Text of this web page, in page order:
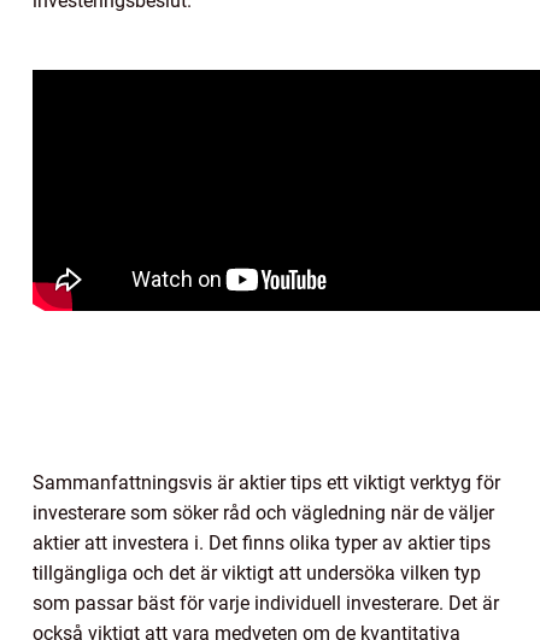
Sammanfattningsvis är aktier tips ett viktigt verktyg för
investerare som söker råd och vägledning när de väljer
aktier att investera i. Det finns olika typer av aktier tips
tillgängliga och det är viktigt att undersöka vilken typ
som passar bäst för varje individuell investerare. Det är
också viktigt att vara medveten om de kvantitativa